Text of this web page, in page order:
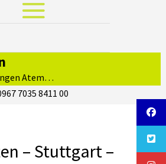
Atem…
7035 8411 00
– Stuttgart –